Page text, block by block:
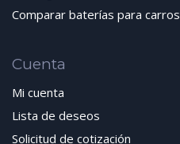
Comparar baterías para carros
Cuenta
Mi cuenta
Lista de deseos
Solicitud de cotización